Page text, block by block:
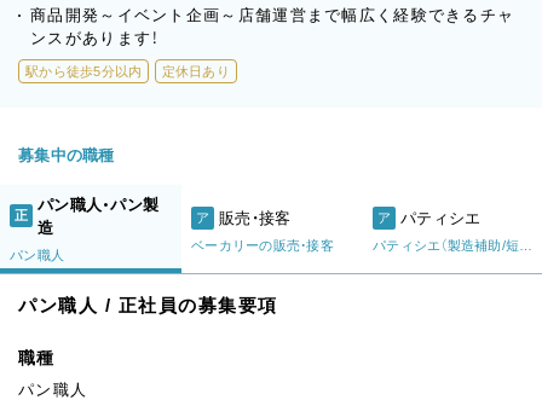
商品開発～イベント企画～店舗運営まで幅広く経験できるチャ
ンスがあります！
駅から徒歩5分以内 定休日あり
募集中の職種
正
パン職人・パン製
造
パン職人
ア 販売・接客
ベーカリーの販売・接客
ア パティシエ
パン職人 / 正社員の募集要項
職種
パン職人